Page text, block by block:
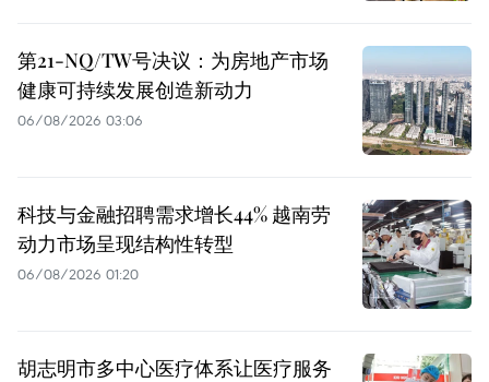
第21-NQ/TW号决议：为房地产市场
健康可持续发展创造新动力
06/08/2026 03:06
科技与金融招聘需求增长44% 越南劳
动力市场呈现结构性转型
06/08/2026 01:20
胡志明市多中心医疗体系让医疗服务